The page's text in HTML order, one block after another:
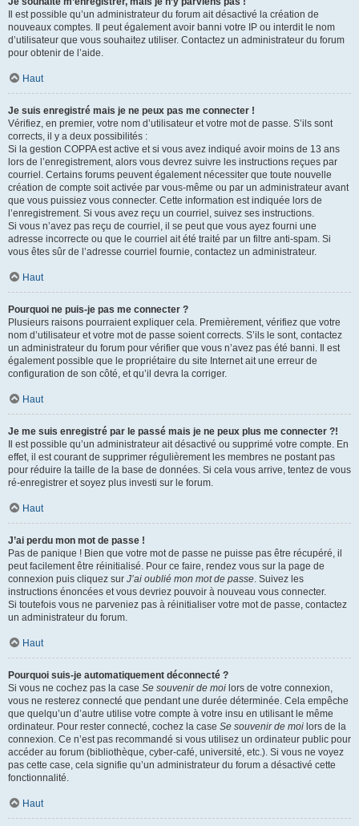
Il est possible qu’un administrateur du forum ait désactivé la création de
nouveaux comptes. Il peut également avoir banni votre IP ou interdit le nom
d’utilisateur que vous souhaitez utiliser. Contactez un administrateur du forum
pour obtenir de l’aide.
Haut
Je suis enregistré mais je ne peux pas me connecter !
Vérifiez, en premier, votre nom d’utilisateur et votre mot de passe. S’ils sont
corrects, il y a deux possibilités :
Si la gestion COPPA est active et si vous avez indiqué avoir moins de 13 ans
lors de l’enregistrement, alors vous devrez suivre les instructions reçues par
courriel. Certains forums peuvent également nécessiter que toute nouvelle
création de compte soit activée par vous-même ou par un administrateur avant
que vous puissiez vous connecter. Cette information est indiquée lors de
l’enregistrement. Si vous avez reçu un courriel, suivez ses instructions.
Si vous n’avez pas reçu de courriel, il se peut que vous ayez fourni une
adresse incorrecte ou que le courriel ait été traité par un filtre anti-spam. Si
vous êtes sûr de l’adresse courriel fournie, contactez un administrateur.
Haut
Pourquoi ne puis-je pas me connecter ?
Plusieurs raisons pourraient expliquer cela. Premièrement, vérifiez que votre
nom d’utilisateur et votre mot de passe soient corrects. S’ils le sont, contactez
un administrateur du forum pour vérifier que vous n’avez pas été banni. Il est
également possible que le propriétaire du site Internet ait une erreur de
configuration de son côté, et qu’il devra la corriger.
Haut
Je me suis enregistré par le passé mais je ne peux plus me connecter ?!
Il est possible qu’un administrateur ait désactivé ou supprimé votre compte. En
effet, il est courant de supprimer régulièrement les membres ne postant pas
pour réduire la taille de la base de données. Si cela vous arrive, tentez de vous
ré-enregistrer et soyez plus investi sur le forum.
Haut
J’ai perdu mon mot de passe !
Pas de panique ! Bien que votre mot de passe ne puisse pas être récupéré, il
peut facilement être réinitialisé. Pour ce faire, rendez vous sur la page de
connexion puis cliquez sur J’ai oublié mon mot de passe. Suivez les
instructions énoncées et vous devriez pouvoir à nouveau vous connecter.
Si toutefois vous ne parveniez pas à réinitialiser votre mot de passe, contactez
un administrateur du forum.
Haut
Pourquoi suis-je automatiquement déconnecté ?
Si vous ne cochez pas la case Se souvenir de moi lors de votre connexion,
vous ne resterez connecté que pendant une durée déterminée. Cela empêche
que quelqu’un d’autre utilise votre compte à votre insu en utilisant le même
ordinateur. Pour rester connecté, cochez la case Se souvenir de moi lors de la
connexion. Ce n’est pas recommandé si vous utilisez un ordinateur public pour
accéder au forum (bibliothèque, cyber-café, université, etc.). Si vous ne voyez
pas cette case, cela signifie qu’un administrateur du forum a désactivé cette
fonctionnalité.
Haut